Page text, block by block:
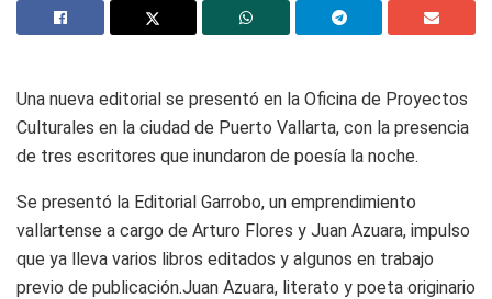
Una nueva editorial se presentó en la Oficina de Proyectos
Culturales en la ciudad de Puerto Vallarta, con la presencia
de tres escritores que inundaron de poesía la noche.
Se presentó la Editorial Garrobo, un emprendimiento
vallartense a cargo de Arturo Flores y Juan Azuara, impulso
que ya lleva varios libros editados y algunos en trabajo
previo de publicación.Juan Azuara, literato y poeta originario